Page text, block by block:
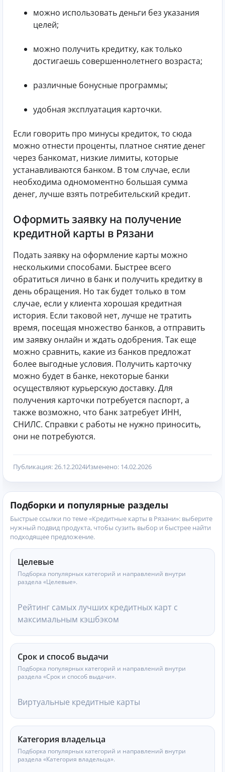
можно использовать деньги без указания
целей;
можно получить кредитку, как только
достигаешь совершеннолетнего возраста;
различные бонусные программы;
удобная эксплуатация карточки.
Если говорить про минусы кредиток, то сюда
можно отнести проценты, платное снятие денег
через банкомат, низкие лимиты, которые
устанавливаются банком. В том случае, если
необходима одномоментно большая сумма
денег, лучше взять потребительский кредит.
Оформить заявку на получение
кредитной карты в Рязани
Подать заявку на оформление карты можно
несколькими способами. Быстрее всего
обратиться лично в банк и получить кредитку в
день обращения. Но так будет только в том
случае, если у клиента хорошая кредитная
история. Если таковой нет, лучше не тратить
время, посещая множество банков, а отправить
им заявку онлайн и ждать одобрения. Так еще
можно сравнить, какие из банков предложат
более выгодные условия. Получить карточку
можно будет в банке, некоторые банки
осуществляют курьерскую доставку. Для
получения карточки потребуется паспорт, а
также возможно, что банк затребует ИНН,
СНИЛС. Справки с работы не нужно приносить,
они не потребуются.
Публикация: 26.12.2024Изменено: 14.02.2026
Подборки и популярные разделы
Быстрые ссылки по теме «Кредитные карты в Рязани»: выберите
нужный подвид продукта, чтобы сузить выбор и быстрее найти
подходящее предложение.
Целевые
Подборка популярных категорий и направлений внутри
раздела «Целевые».
Рейтинг самых лучших кредитных карт с
максимальным кэшбэком
Срок и способ выдачи
Подборка популярных категорий и направлений внутри
раздела «Срок и способ выдачи».
Виртуальные кредитные карты
Категория владельца
Подборка популярных категорий и направлений внутри
раздела «Категория владельца».